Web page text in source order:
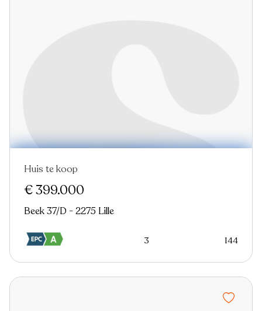
Huis te koop
€ 399.000
Beek 37/D - 2275 Lille
3 144